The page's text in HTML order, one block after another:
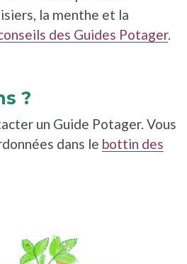
la menthe et la
des Guides Potager.
?
un Guide Potager. Vous
dans le bottin des
dans une nouvelle